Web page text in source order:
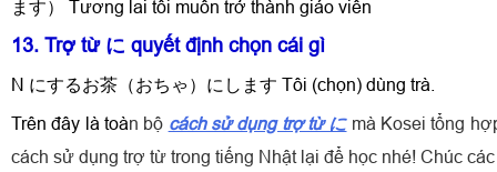
ます） Tương lai tôi muốn trở thành giáo viên
13. Trợ từ に quyết định chọn cái gì
N にするお茶（おちゃ）にします Tôi (chọn) dùng trà.
Trên đây là toàn bộ cách sử dụng trợ từ にmà Kosei tổng
cách sử dụng trợ từ trong tiếng Nhật lại để học nhé! Chúc